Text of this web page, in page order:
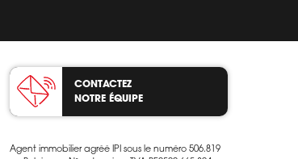
CONTACTEZ
NOTRE ÉQUIPE
Agent immobilier agréé IPI sous le numéro 506.819